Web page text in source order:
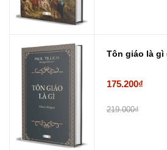
Tôn giáo là gì
175.200₫
219.000₫